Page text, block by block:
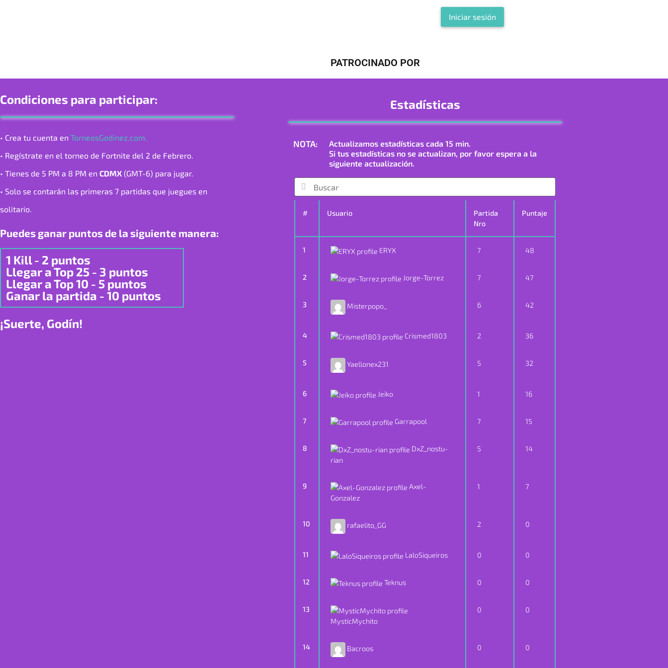
Iniciar sesión
PATROCINADO POR
Condiciones para participar:
• Crea tu cuenta en TorneosGodinez.com.
• Regístrate en el torneo de Fortnite del 2 de Febrero.
• Tienes de 5 PM a 8 PM en CDMX (GMT-6) para jugar.
• Solo se contarán las primeras 7 partidas que juegues en
solitario.
Puedes ganar puntos de la siguiente manera:
1 Kill - 2 puntos
Llegar a Top 25 - 3 puntos
Llegar a Top 10 - 5 puntos
Ganar la partida - 10 puntos
¡Suerte, Godín!
Estadísticas
NOTA:
Actualizamos estadísticas cada 15 min.
Si tus estadísticas no se actualizan, por favor espera a la
siguiente actualización.
# Usuario
Partida
Nro
Puntaje
1 ERYX 7 48
2 Jorge-Torrez 7 47
3 Misterpopo_ 6 42
4 Crismed1803 2 36
5 Yaellonex231 5 32
6 Jeiko 1 16
7 Garrapool 7 15
8
DxZ_nostu-
rian
5 14
9
Axel-
Gonzalez
1 7
10 rafaelito_GG 2 0
11 LaloSiqueiros 0 0
12 Teknus 0 0
13
MysticMychito
0 0
14 Bacroos 0 0